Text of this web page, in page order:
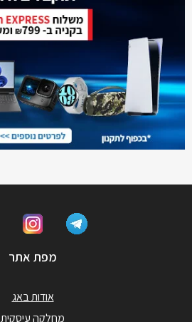
מפת אתר
אודות באג
מחלקה עיסקית